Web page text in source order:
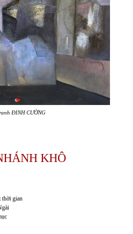
ĐINH CƯỜNG
KHÔ
thời gian